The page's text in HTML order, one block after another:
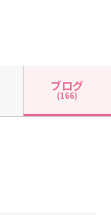
ブログ
(166)